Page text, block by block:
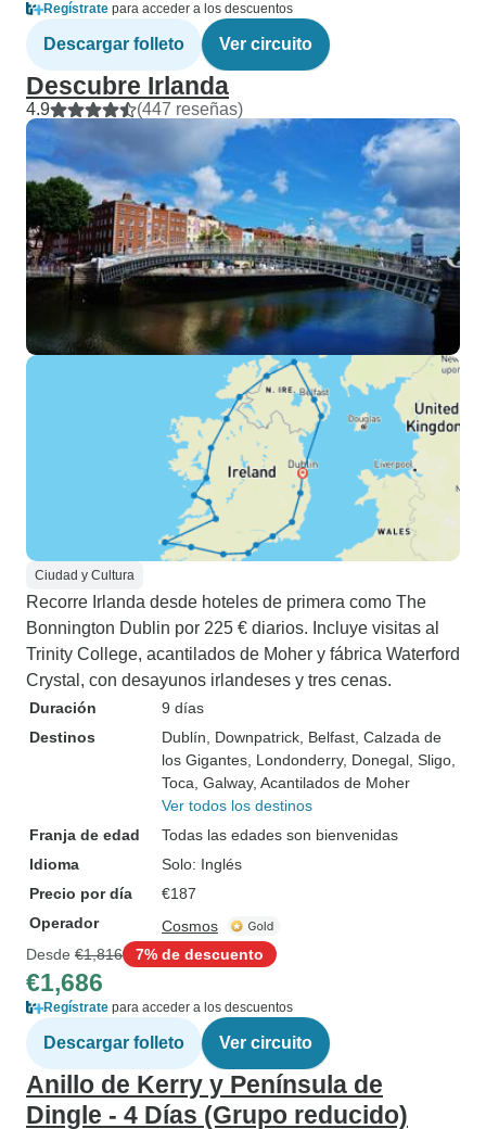
Regístrate para acceder a los descuentos
Descargar folleto Ver circuito
Descubre Irlanda
4.9 (447 reseñas)
Ciudad y Cultura
Recorre Irlanda desde hoteles de primera como The
Bonnington Dublin por 225 € diarios. Incluye visitas al
Trinity College, acantilados de Moher y fábrica Waterford
Crystal, con desayunos irlandeses y tres cenas.
Duración
9 días
Destinos
Dublín , Downpatrick , Belfast , Calzada de
los Gigantes , Londonderry, Donegal , Sligo
Toca , Galway, Acantilados de Moher
Ver todos los destinos
Franja de edad
Todas las edades son bienvenidas
Idioma
Solo: Inglés
Precio por día
€187
Operador
Cosmos
Desde €1,816 7% de descuento
€1,686
Regístrate para acceder a los descuentos
Descargar folleto Ver circuito
Anillo de Kerry y Península de
Dingle - 4 Días (Grupo reducido)